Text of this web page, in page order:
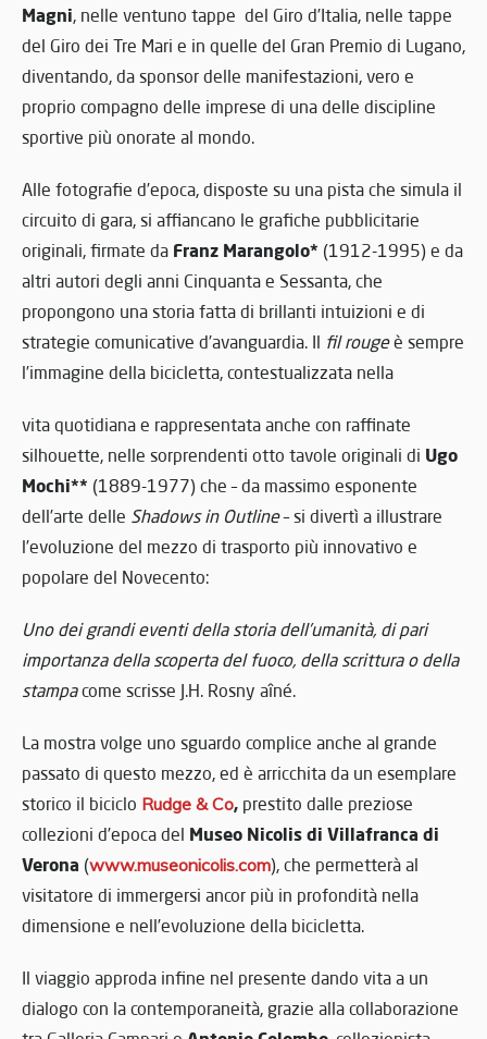
Magni, nelle ventuno tappe del Giro d’Italia, nelle tappe
del Giro dei Tre Mari e in quelle del Gran Premio di Lugano,
diventando, da sponsor delle manifestazioni, vero e
proprio compagno delle imprese di una delle discipline
sportive più onorate al mondo.
Alle fotografie d’epoca, disposte su una pista che simula il
circuito di gara, si affiancano le grafiche pubblicitarie
originali, firmate da Franz Marangolo* (1912-1995) e da
altri autori degli anni Cinquanta e Sessanta, che
propongono una storia fatta di brillanti intuizioni e di
strategie comunicative d’avanguardia. Il fil rougeè sempre
l’immagine della bicicletta, contestualizzata nella
vita quotidiana e rappresentata anche con raffinate
silhouette, nelle sorprendenti otto tavole originali di Ugo
Mochi** (1889-1977) che – da massimo esponente
dell’arte delle Shadows in Outline– si divertì a illustrare
l’evoluzione del mezzo di trasporto più innovativo e
popolare del Novecento:
Uno dei grandi eventi della storia dell’umanità, di pari
importanza della scoperta del fuoco, della scrittura o della
stampacome scrisse J.H. Rosny aîné.
La mostra volge uno sguardo complice anche al grande
passato di questo mezzo, ed è arricchita da un esemplare
storico il biciclo Rudge & Co, prestito dalle preziose
collezioni d’epoca del Museo Nicolis di Villafranca di
Verona (www.museonicolis.com), che permetterà al
visitatore di immergersi ancor più in profondità nella
dimensione e nell’evoluzione della bicicletta.
Il viaggio approda infine nel presente dando vita a un
dialogo con la contemporaneità, grazie alla collaborazione